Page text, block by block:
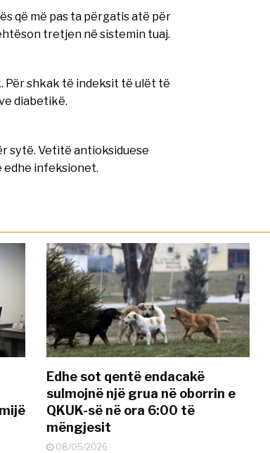
që më pas ta përgatis atë për
tretjen në sistemin tuaj.
Për shkak të indeksit të ulët të
diabetikë.
sytë. Vetitë antioksiduese
edhe infeksionet.
Edhe sot qentë endacakë
sulmojnë një grua në oborrin e
QKUK-së në ora 6:00 të
mëngjesit
08/05/2026